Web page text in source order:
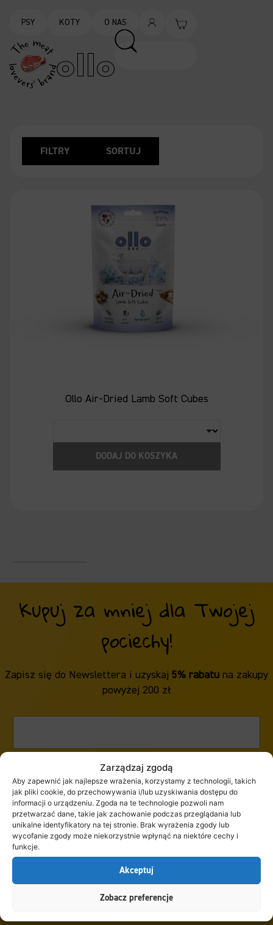
Zarządzaj zgodą
Aby zapewnić jak najlepsze wrażenia, korzystamy z technologii, takich
jak pliki cookie, do przechowywania i/lub uzyskiwania dostępu do
informacji o urządzeniu. Zgoda na te technologie pozwoli nam
przetwarzać dane, takie jak zachowanie podczas przeglądania lub
unikalne identyfikatory na tej stronie. Brak wyrażenia zgody lub
wycofanie zgody może niekorzystnie wpłynąć na niektóre cechy i
funkcje.
Akceptuj
Zobacz preferencje
PSY KOTY O NAS
FILTRY SORTUJ
Ollo Air-Dried Lamb Soft Cubes
DODAJ DO KOSZYKA
Kupuj za mniej dla Twojej
pociechy!
Zapisz się do Newslettera i uzyskaj 5% rabatu na zakupy
powyżej 200 zł
ZAPISZ SIĘ